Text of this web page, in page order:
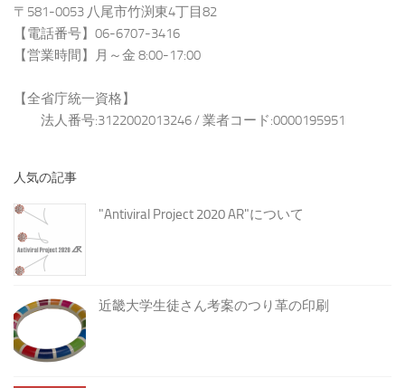
〒581-0053 八尾市竹渕東4丁目82
【電話番号】06-6707-3416
【営業時間】月～金 8:00-17:00
【全省庁統一資格】
法人番号:3122002013246 / 業者コード:0000195951
人気の記事
"Antiviral Project 2020 AR"について
近畿大学生徒さん考案のつり革の印刷